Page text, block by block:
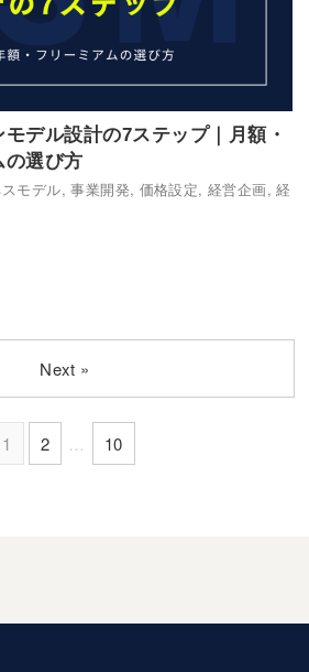
デル設計の7ステップ｜月額・
の選び方
モデル,事業開発, 価格設定,経営企画,経
1 2 … 10
Next »